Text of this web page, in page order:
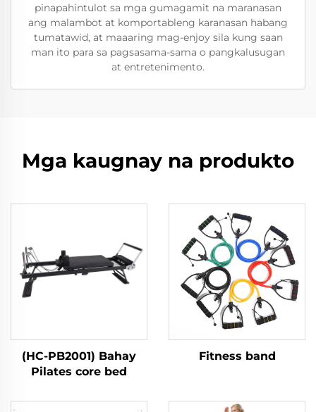
pinapahintulot sa mga gumagamit na maranasan
ang malambot at komportableng karanasan habang
tumatawid, at maaaring mag-enjoy sila kung saan
man ito para sa pagsasama-sama o pangkalusugan
at entretenimento.
Mga kaugnay na produkto
(HC-PB2001) Bahay
Pilates core bed
Fitness band